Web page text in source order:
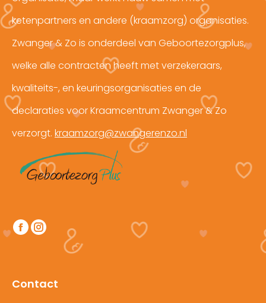
ketenpartners en andere (kraamzorg) organisaties.
Zwanger & Zo is onderdeel van Geboortezorgplus,
welke alle contracten heeft met verzekeraars,
kwaliteits-, en keuringsorganisaties en de
declaraties voor Kraamcentrum Zwanger & Zo
verzorgt. kraamzorg@zwangerenzo.nl
Vind ons op:
Facebook
in
Instagram
in
Contact